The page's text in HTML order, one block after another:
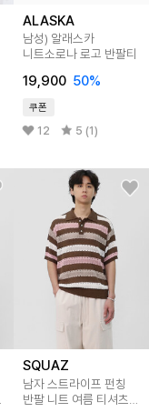
ALASKA
남성) 알래스카
니트소로나 로고 반팔티
19,900 50%
쿠폰
12 5 (1)
SQUAZ
남자 스트라이프 펀칭
반팔 니트 여름 티셔츠